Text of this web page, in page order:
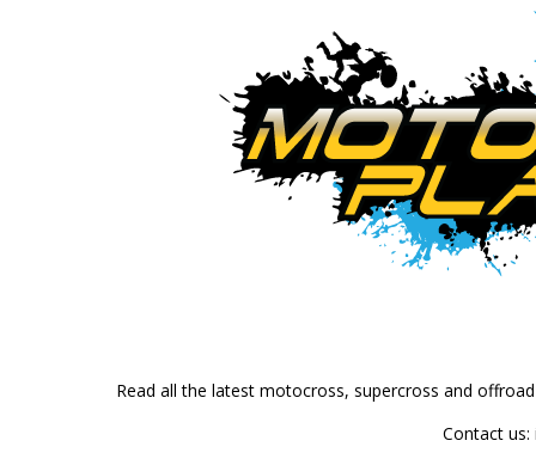
Read all the latest motocross, supercross and
Contact us: